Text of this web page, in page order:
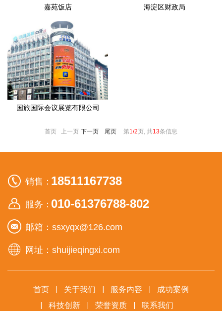
嘉苑饭店 海淀区财政局
国旅国际会议展览有限公司
首页 上一页 下一页 尾页 第1/2页, 共13条信息
销售：18511167738
服务：010-61376788-802
邮箱：ssxyqx@126.com
网址：shuijieqingxi.com
首页 关于我们 服务内容
成功案例
科技创新
荣誉资质 联系我们